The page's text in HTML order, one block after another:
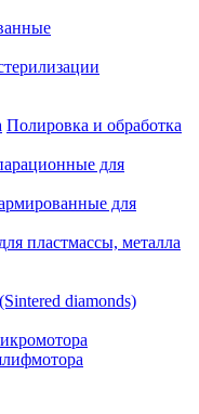
Полировка и обработка
для
для
пластмассы, металла
diamonds)